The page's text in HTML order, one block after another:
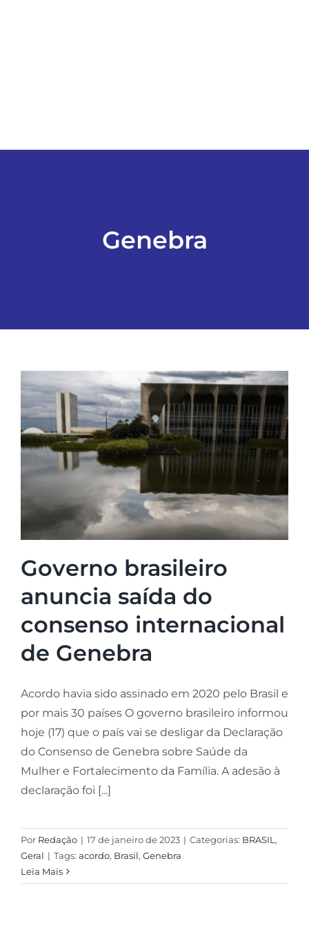
EDIÇÕES EM PDFGenebra
Governo brasileiro
anuncia saída do
consenso internacional
de Genebra
Acordo havia sido assinado em 2020 pelo Brasil e
por mais 30 países O governo brasileiro informou
hoje (17) que o país vai se desligar da Declaração
do Consenso de Genebra sobre Saúde da
Mulher e Fortalecimento da Família. A adesão à
declaração foi [...]
Por Redação | 17 de janeiro de 2023 | Categorias: BRASIL,
Geral | Tags: acordo, Brasil, Genebra
Leia Mais